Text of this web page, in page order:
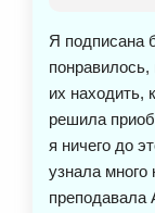
Я подписана
понравилось,
их находить,
решила
я ничего до
узнала
преподавала